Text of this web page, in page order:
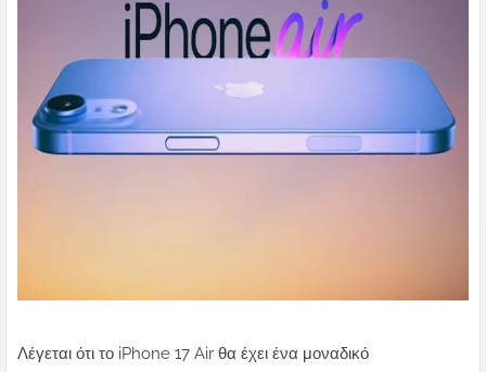
Λέγεται ότι το iPhone 17 Air θα έχει ένα μοναδικό